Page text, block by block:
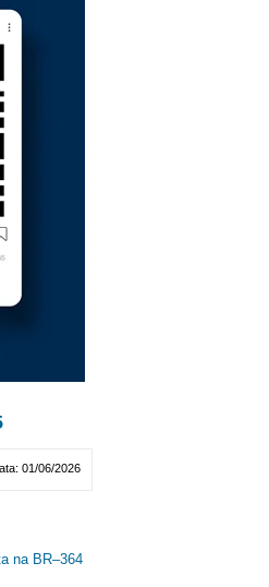
01/06/2026
na BR–364